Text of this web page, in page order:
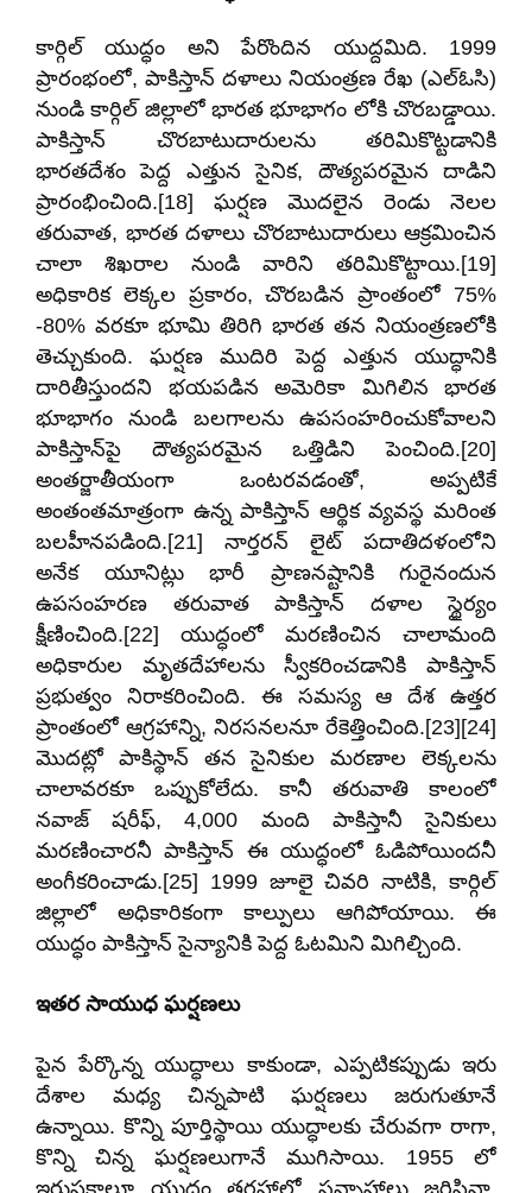
కార్గిల్ యుద్ధం అని పేరొందిన యుద్దమిది. 1999
ప్రారంభంలో, పాకిస్తాన్ దళాలు నియంత్రణ రేఖ (ఎల్ఓసి)
నుండి కార్గిల్ జిల్లాలో భారత భూభాగం లోకి చొరబడ్డాయి.
పాకిస్తాన్ చొరబాటుదారులను తరిమికొట్టడానికి
భారతదేశం పెద్ద ఎత్తున సైనిక, దౌత్యపరమైన దాడిని
ప్రారంభించింది.[18] ఘర్షణ మొదలైన రెండు నెలల
తరువాత, భారత దళాలు చొరబాటుదారులు ఆక్రమించిన
చాలా శిఖరాల నుండి వారిని తరిమికొట్టాయి.[19]
అధికారిక లెక్కల ప్రకారం, చొరబడిన ప్రాంతంలో 75%
-80% వరకూ భూమి తిరిగి భారత తన నియంత్రణలోకి
తెచ్చుకుంది. ఘర్షణ ముదిరి పెద్ద ఎత్తున యుద్ధానికి
దారితీస్తుందని భయపడిన అమెరికా మిగిలిన భారత
భూభాగం నుండి బలగాలను ఉపసంహరించుకోవాలని
పాకిస్తాన్‌పై దౌత్యపరమైన ఒత్తిడిని పెంచింది.[20]
అంతర్జాతీయంగా ఒంటరవడంతో, అప్పటికే
అంతంతమాత్రంగా ఉన్న పాకిస్తాన్ ఆర్థిక వ్యవస్థ మరింత
బలహీనపడింది.[21] నార్తరన్ లైట్ పదాతిదళంలోని
అనేక యూనిట్లు భారీ ప్రాణనష్టానికి గురైనందున
ఉపసంహరణ తరువాత పాకిస్తాన్ దళాల స్థైర్యం
క్షీణించింది.[22] యుద్ధంలో మరణించిన చాలామంది
అధికారుల మృతదేహాలను స్వీకరించడానికి పాకిస్తాన్
ప్రభుత్వం నిరాకరించింది. ఈ సమస్య ఆ దేశ ఉత్తర
ప్రాంతంలో ఆగ్రహాన్ని, నిరసనలనూ రేకెత్తించింది.[23][24]
మొదట్లో పాకిస్థాన్ తన సైనికుల మరణాల లెక్కలను
చాలావరకూ ఒప్పుకోలేదు. కానీ తరువాతి కాలంలో
నవాజ్ షరీఫ్, 4,000 మంది పాకిస్తానీ సైనికులు
మరణించారనీ పాకిస్తాన్ ఈ యుద్ధంలో ఓడిపోయిందనీ
అంగీకరించాడు.[25] 1999 జూలై చివరి నాటికి, కార్గిల్
జిల్లాలో అధికారికంగా కాల్పులు ఆగిపోయాయి. ఈ
యుద్ధం పాకిస్తాన్ సైన్యానికి పెద్ద ఓటమిని మిగిల్చింది.
ఇతర సాయుధ ఘర్షణలు
పైన పేర్కొన్న యుద్ధాలు కాకుండా, ఎప్పటికప్పుడు ఇరు
దేశాల మధ్య చిన్నపాటి ఘర్షణలు జరుగుతూనే
ఉన్నాయి. కొన్ని పూర్తిస్థాయి యుద్ధాలకు చేరువగా రాగా,
కొన్ని చిన్న ఘర్షణలుగానే ముగిసాయి. 1955 లో
ఇరుపక్షాలూ యుద్ధం తరహాలో సన్నాహాలు జరిపినా,